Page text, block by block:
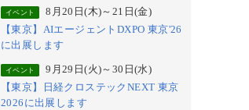
イベント
8月20日(木)～21日(金)
【東京】AIエージェントDXPO 東京'26
に出展します
イベント
9月29日(火)～30日(水)
【東京】日経クロステックNEXT 東京
2026に出展します